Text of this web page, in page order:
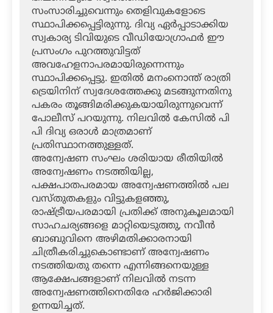
സംസാരിച്ചുവെന്നും തെളിവുകളോടെ
സ്ഥാപിക്കപ്പെട്ടിരുന്നു. ദിവ്യ ഏര്‍പ്പാടാക്കിയ
സ്വകാര്യ ടിവിയുടെ വീഡിയോഗ്രാഫര്‍ ഈ
പ്രസംഗം പുറത്തുവിട്ടത്
അവഹേളനാപരമായിരുന്നെന്നും
സ്ഥാപിക്കപ്പെട്ടു. ഇതില്‍ മനംനൊന്ത് രാത്രി
ട്രെയിനിന് സ്വദേശത്തേക്കു മടങ്ങുന്നതിനു
പകരം തൂങ്ങിമരിക്കുകയായിരുന്നുവെന്ന്
പോലീസ് പറയുന്നു. നിലവില്‍ കേസില്‍ പി
പി ദിവ്യ ഒരാള്‍ മാത്രമാണ്
പ്രതിസ്ഥാനത്തുള്ളത്.
അന്വേഷണ സംഘം ശരിയായ രീതിയില്‍
അന്വേഷണം നടത്തിയില്ല,
പക്ഷപാതപരമായ അന്വേഷണത്തില്‍ പല
വസ്തുതകളും വിട്ടുകളഞ്ഞു,
രാഷ്ട്രീയപരമായി പ്രതിക്ക് അനുകൂലമായി
സാഹചര്യങ്ങളെ മാറ്റിയെടുത്തു, നവീന്‍
ബാബുവിനെ അഴിമതിക്കാരനായി
ചിത്രീകരിച്ചുകൊണ്ടാണ് അന്വേഷണം
നടത്തിയതു തന്നെ എന്നിങ്ങനെയുള്ള
ആക്ഷേപങ്ങളാണ് നിലവില്‍ നടന്ന
അന്വേഷണത്തിനെതിരേ ഹര്‍ജിക്കാരി
ഉന്നയിച്ചത്.